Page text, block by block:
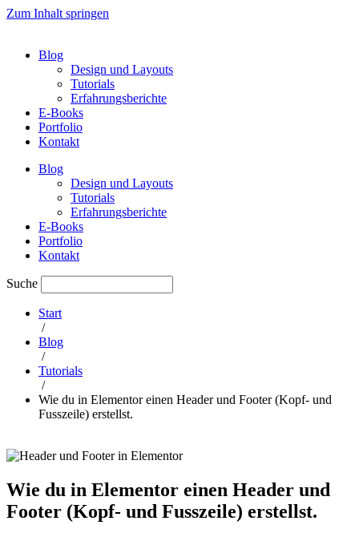
Zum Inhalt springen
Blog
Design und Layouts
Tutorials
Erfahrungsberichte
E-Books
Portfolio
Kontakt
Blog
Design und Layouts
Tutorials
Erfahrungsberichte
E-Books
Portfolio
Kontakt
Suche
Start
/
Blog
/
Tutorials
/
Wie du in Elementor einen Header und Footer (Kopf- und
Fusszeile) erstellst.
Wie du in Elementor einen Header und
Footer (Kopf- und Fusszeile) erstellst.